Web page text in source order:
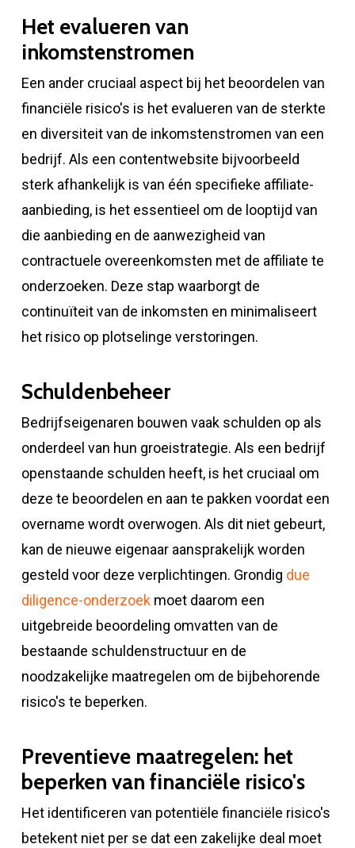
Het evalueren van
inkomstenstromen
Een ander cruciaal aspect bij het beoordelen van
financiële risico's is het evalueren van de sterkte
en diversiteit van de inkomstenstromen van een
bedrijf. Als een contentwebsite bijvoorbeeld
sterk afhankelijk is van één specifieke affiliate-
aanbieding, is het essentieel om de looptijd van
die aanbieding en de aanwezigheid van
contractuele overeenkomsten met de affiliate te
onderzoeken. Deze stap waarborgt de
continuïteit van de inkomsten en minimaliseert
het risico op plotselinge verstoringen.
Schuldenbeheer
Bedrijfseigenaren bouwen vaak schulden op als
onderdeel van hun groeistrategie. Als een bedrijf
openstaande schulden heeft, is het cruciaal om
deze te beoordelen en aan te pakken voordat een
overname wordt overwogen. Als dit niet gebeurt,
kan de nieuwe eigenaar aansprakelijk worden
gesteld voor deze verplichtingen. Grondig due
diligence-onderzoekmoet daarom een ​​
uitgebreide beoordeling omvatten van de
bestaande schuldenstructuur en de
noodzakelijke maatregelen om de bijbehorende
risico's te beperken.
Preventieve maatregelen: het
beperken van financiële risico's
Het identificeren van potentiële financiële risico's
betekent niet per se dat een zakelijke deal moet